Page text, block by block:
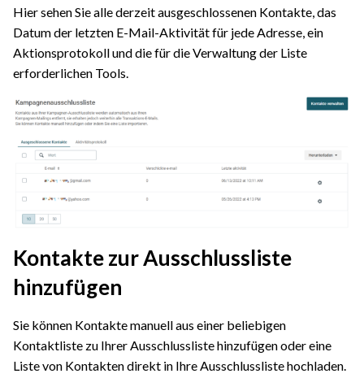
Hier sehen Sie alle derzeit ausgeschlossenen Kontakte, das
Datum der letzten E-Mail-Aktivität für jede Adresse, ein
Aktionsprotokoll und die für die Verwaltung der Liste
erforderlichen Tools.
Kontakte zur Ausschlussliste
hinzufügen
Sie können Kontakte manuell aus einer beliebigen
Kontaktliste zu Ihrer Ausschlussliste hinzufügen oder eine
Liste von Kontakten direkt in Ihre Ausschlussliste hochladen.